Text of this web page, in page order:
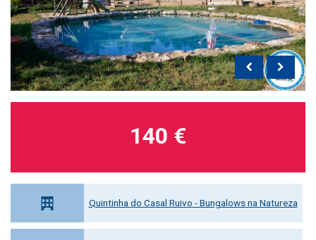
Quintinha do Casal Ruivo - Bungalows na Natureza
140 €